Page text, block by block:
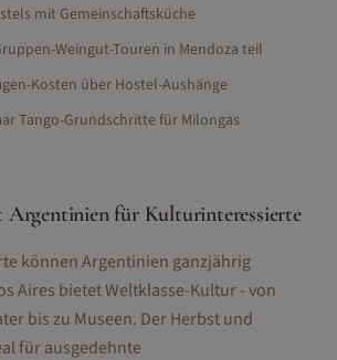
mit Gemeinschaftsküche
Weingut-Touren in Mendoza teil
Kosten über Hostel-Aushänge
Tango-Grundschritte für Milongas
Argentinien für Kulturinteressierte
können Argentinien ganzjährig
Aires bietet Weltklasse-Kultur - von
bis zu Museen. Der Herbst und
für ausgedehnte